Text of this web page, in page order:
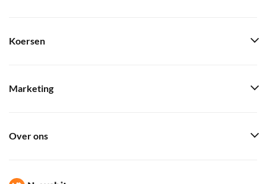
Koersen
Marketing
Over ons